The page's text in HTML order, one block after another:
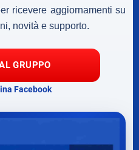
ricevere aggiornamenti su
novità e supporto.
GRUPPO
Facebook